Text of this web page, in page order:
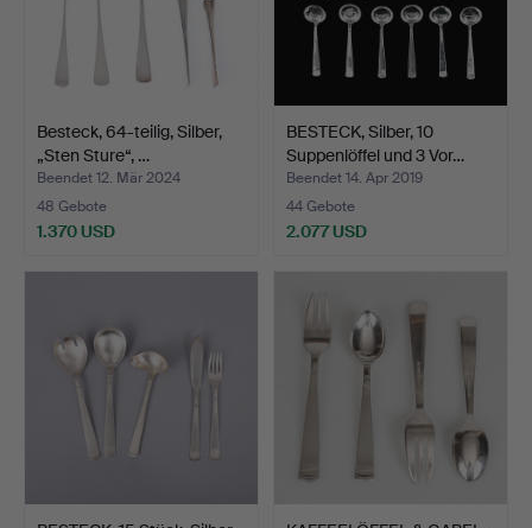
Besteck, 64-teilig, Silber,
„Sten Sture“, …
Beendet 12. Mär 2024
48 Gebote
1.370 USD
BESTECK, Silber, 10
Suppenlöffel und 3 Vor…
Beendet 14. Apr 2019
44 Gebote
2.077 USD